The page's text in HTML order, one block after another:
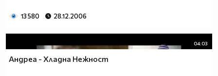
13 580 28.12.2006
04:03
Андреа - Хладна Нежност